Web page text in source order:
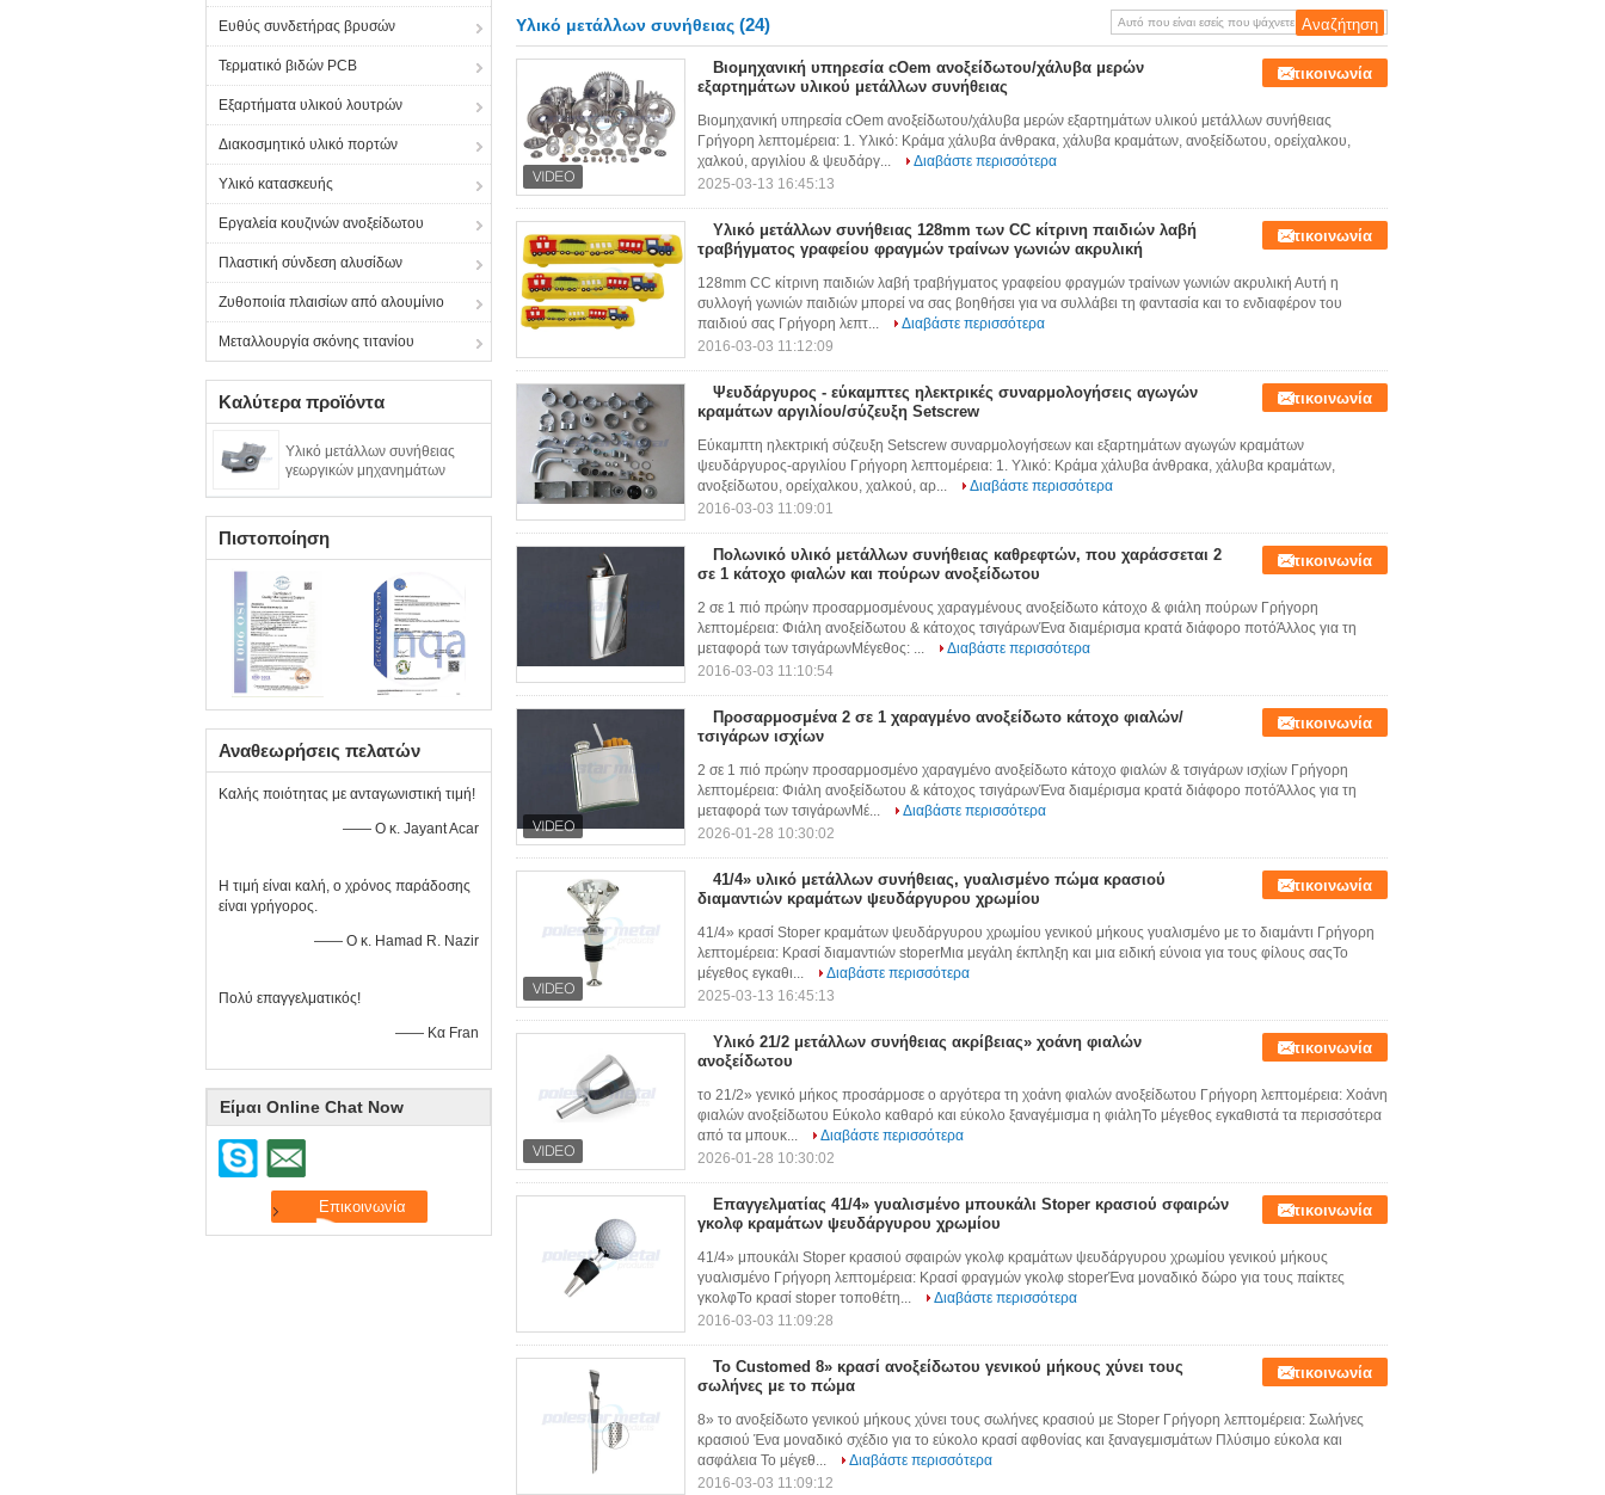
Ευθύς συνδετήρας βρυσών
Τερματικό βιδών PCB
Εξαρτήματα υλικού λουτρών
Διακοσμητικό υλικό πορτών
Υλικό κατασκευής
Εργαλεία κουζινών ανοξείδωτου
Πλαστική σύνδεση αλυσίδων
Ζυθοποιία πλαισίων από αλουμίνιο
Μεταλλουργία σκόνης τιτανίου
Καλύτερα προϊόντα
Υλικό μετάλλων συνήθειας
γεωργικών μηχανημάτων
Πιστοποίηση
Αναθεωρήσεις πελατών
Καλής ποιότητας με ανταγωνιστική τιμή!
—— Ο κ. Jayant Acar
Η τιμή είναι καλή, ο χρόνος παράδοσης
είναι γρήγορος.
—— Ο κ. Hamad R. Nazir
Πολύ επαγγελματικός!
—— Κα Fran
Είμαι Online Chat Now
Υλικό μετάλλων συνήθειας (24)
Βιομηχανική υπηρεσία cOem ανοξείδωτου/χάλυβα μερών
εξαρτημάτων υλικού μετάλλων συνήθειας
Επικοινωνία
Βιομηχανική υπηρεσία cOem ανοξείδωτου/χάλυβα μερών εξαρτημάτων υλικού μετάλλων συνήθειας
Γρήγορη λεπτομέρεια: 1. Υλικό: Κράμα χάλυβα άνθρακα, χάλυβα κραμάτων, ανοξείδωτου, ορείχαλκου,
χαλκού, αργιλίου & ψευδάργ...
Διαβάστε περισσότερα
2025-03-13 16:45:13
Υλικό μετάλλων συνήθειας 128mm των CC κίτρινη παιδιών λαβή
τραβήγματος γραφείου φραγμών τραίνων γωνιών ακρυλική
Επικοινωνία
128mm CC κίτρινη παιδιών λαβή τραβήγματος γραφείου φραγμών τραίνων γωνιών ακρυλική Αυτή η
συλλογή γωνιών παιδιών μπορεί να σας βοηθήσει για να συλλάβει τη φαντασία και το ενδιαφέρον του
παιδιού σας Γρήγορη λεπτ...
Διαβάστε περισσότερα
2016-03-03 11:12:09
Ψευδάργυρος - εύκαμπτες ηλεκτρικές συναρμολογήσεις αγωγών
κραμάτων αργιλίου/σύζευξη Setscrew
Επικοινωνία
Εύκαμπτη ηλεκτρική σύζευξη Setscrew συναρμολογήσεων και εξαρτημάτων αγωγών κραμάτων
ψευδάργυρος-αργιλίου Γρήγορη λεπτομέρεια: 1. Υλικό: Κράμα χάλυβα άνθρακα, χάλυβα κραμάτων,
ανοξείδωτου, ορείχαλκου, χαλκού, αρ...
Διαβάστε περισσότερα
2016-03-03 11:09:01
Πολωνικό υλικό μετάλλων συνήθειας καθρεφτών, που χαράσσεται 2
σε 1 κάτοχο φιαλών και πούρων ανοξείδωτου
Επικοινωνία
2 σε 1 πιό πρώην προσαρμοσμένους χαραγμένους ανοξείδωτο κάτοχο & φιάλη πούρων Γρήγορη
λεπτομέρεια: Φιάλη ανοξείδωτου & κάτοχος τσιγάρωνΈνα διαμέρισμα κρατά διάφορο ποτόΆλλος για τη
μεταφορά των τσιγάρωνΜέγεθος: ...
Διαβάστε περισσότερα
2016-03-03 11:10:54
Προσαρμοσμένα 2 σε 1 χαραγμένο ανοξείδωτο κάτοχο φιαλών/
τσιγάρων ισχίων
Επικοινωνία
2 σε 1 πιό πρώην προσαρμοσμένο χαραγμένο ανοξείδωτο κάτοχο φιαλών & τσιγάρων ισχίων Γρήγορη
λεπτομέρεια: Φιάλη ανοξείδωτου & κάτοχος τσιγάρωνΈνα διαμέρισμα κρατά διάφορο ποτόΆλλος για τη
μεταφορά των τσιγάρωνΜέ...
Διαβάστε περισσότερα
2026-01-28 10:30:02
41/4» υλικό μετάλλων συνήθειας, γυαλισμένο πώμα κρασιού
διαμαντιών κραμάτων ψευδάργυρου χρωμίου
Επικοινωνία
41/4» κρασί Stoper κραμάτων ψευδάργυρου χρωμίου γενικού μήκους γυαλισμένο με το διαμάντι Γρήγορη
λεπτομέρεια: Κρασί διαμαντιών stoperΜια μεγάλη έκπληξη και μια ειδική εύνοια για τους φίλους σαςΤο
μέγεθος εγκαθι...
Διαβάστε περισσότερα
2025-03-13 16:45:13
Υλικό 21/2 μετάλλων συνήθειας ακρίβειας» χοάνη φιαλών
ανοξείδωτου
Επικοινωνία
το 21/2» γενικό μήκος προσάρμοσε ο αργότερα τη χοάνη φιαλών ανοξείδωτου Γρήγορη λεπτομέρεια: Χοάνη
φιαλών ανοξείδωτου Εύκολο καθαρό και εύκολο ξαναγέμισμα η φιάληΤο μέγεθος εγκαθιστά τα περισσότερα
από τα μπουκ...
Διαβάστε περισσότερα
2026-01-28 10:30:02
Επαγγελματίας 41/4» γυαλισμένο μπουκάλι Stoper κρασιού σφαιρών
γκολφ κραμάτων ψευδάργυρου χρωμίου
Επικοινωνία
41/4» μπουκάλι Stoper κρασιού σφαιρών γκολφ κραμάτων ψευδάργυρου χρωμίου γενικού μήκους
γυαλισμένο Γρήγορη λεπτομέρεια: Κρασί φραγμών γκολφ stoperΈνα μοναδικό δώρο για τους παίκτες
γκολφΤο κρασί stoper τοποθέτη...
Διαβάστε περισσότερα
2016-03-03 11:09:28
Το Customed 8» κρασί ανοξείδωτου γενικού μήκους χύνει τους
σωλήνες με το πώμα
Επικοινωνία
8» το ανοξείδωτο γενικού μήκους χύνει τους σωλήνες κρασιού με Stoper Γρήγορη λεπτομέρεια: Σωλήνες
κρασιού Ένα μοναδικό σχέδιο για το εύκολο κρασί αφθονίας και ξαναγεμισμάτων Πλύσιμο εύκολα και
ασφάλεια Το μέγεθ...
Διαβάστε περισσότερα
2016-03-03 11:09:12